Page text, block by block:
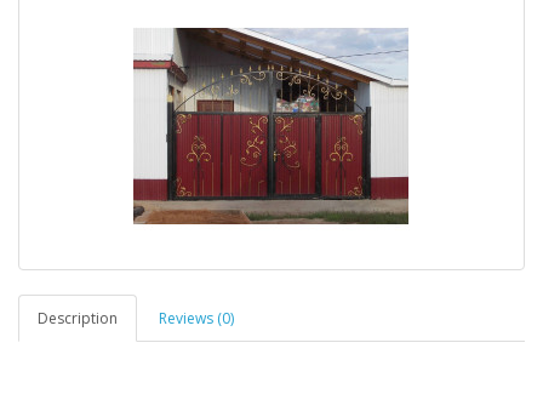
Description Reviews (0)